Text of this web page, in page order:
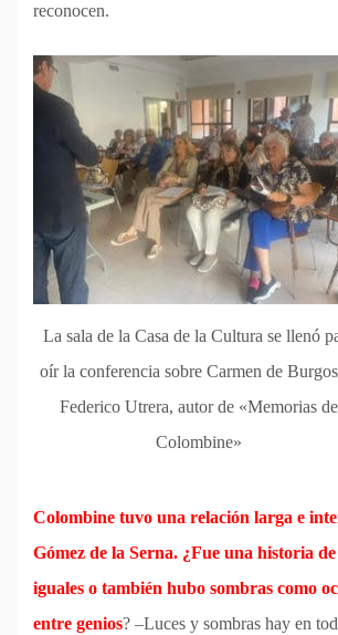
reconocen.
La sala de la Casa de la Cultura se llenó
oír la conferencia sobre Carmen de
Federico Utrera, autor de «Memorias de
Colombine»
Colombine tuvo una relación larga e
Gómez de la Serna. ¿Fue una historia
iguales o también hubo sombras como
entre genios? –Luces y sombras hay en